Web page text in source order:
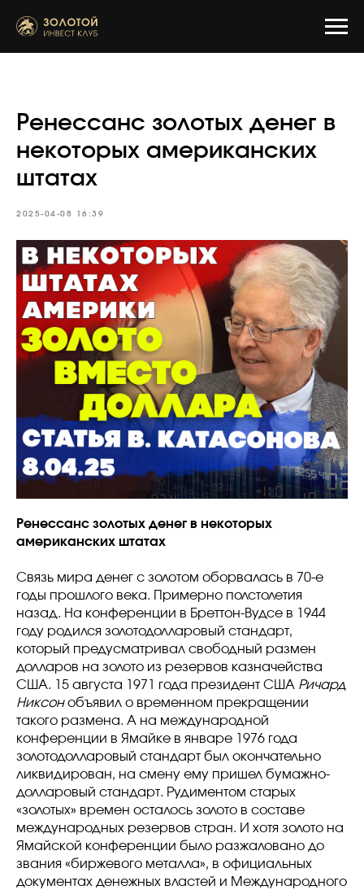
Ренессанс золотых денег в
некоторых американских
штатах
2025-04-08 16:39
Ренессанс золотых денег в некоторых
американских штатах
Связь мира денег с золотом оборвалась в 70-е
годы прошлого века. Примерно полстолетия
назад. На конференции в Бреттон-Вудсе в 1944
году родился золотодолларовый стандарт,
который предусматривал свободный размен
долларов на золото из резервов казначейства
США. 15 августа 1971 года президент США Ричард
Никсонобъявил о временном прекращении
такого размена. А на международной
конференции в Ямайке в январе 1976 года
золотодолларовый стандарт был окончательно
ликвидирован, на смену ему пришел бумажно-
долларовый стандарт. Рудиментом старых
«золотых» времен осталось золото в составе
международных резервов стран. И хотя золото на
Ямайской конференции было разжаловано до
звания «биржевого металла», в официальных
документах денежных властей и Международного